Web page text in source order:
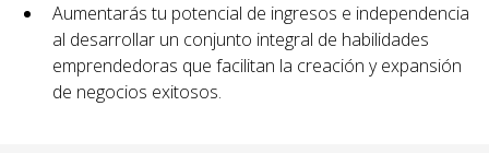
Aumentarás tu potencial de ingresos e independencia
al desarrollar un conjunto integral de habilidades
emprendedoras que facilitan la creación y expansión
de negocios exitosos.